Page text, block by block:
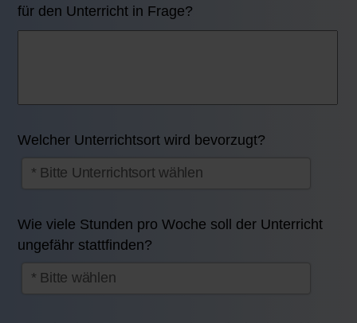
für den Unterricht in Frage?
Welcher Unterrichtsort wird bevorzugt?
Wie viele Stunden pro Woche soll der Unterricht
ungefähr stattfinden?